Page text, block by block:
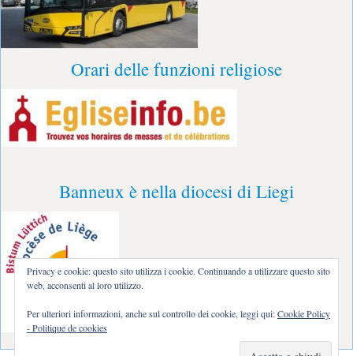
Orari delle funzioni religiose
Banneux è nella diocesi di Liegi
Privacy e cookie: questo sito utilizza i cookie. Continuando a utilizzare questo sito
web, acconsenti al loro utilizzo.
Per ulteriori informazioni, anche sul controllo dei cookie, leggi qui:Cookie Policy
- Politique de cookies